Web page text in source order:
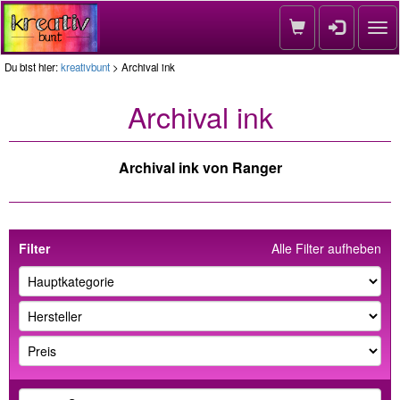
Du bist hier:kreativbunt > Archival ink
Archival ink
Archival ink von Ranger
Alle Filter aufheben
Filter